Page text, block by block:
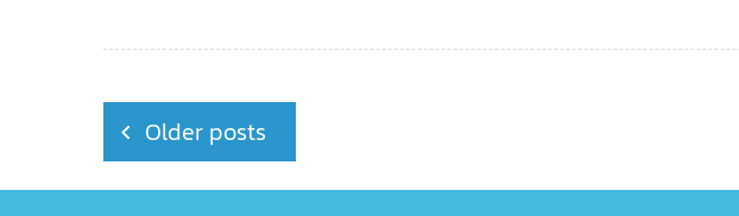
Posts
navigation
Older posts